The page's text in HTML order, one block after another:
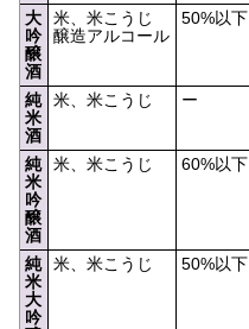
大
吟
醸
酒
米、米こうじ
醸造アルコール
50%以下
純
米
酒
米、米こうじ ー
純
米
吟
醸
酒
米、米こうじ 60%以下
純
米
大
吟
米、米こうじ 50%以下